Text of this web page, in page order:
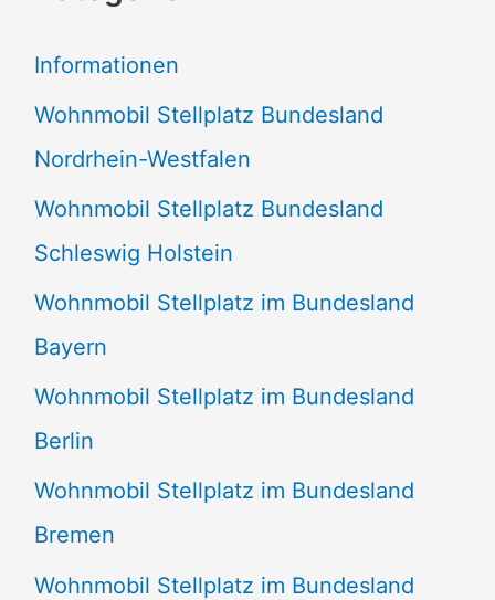
n
n
a
c
h
:
Informationen
Wohnmobil Stellplatz Bundesland
Nordrhein-Westfalen
Wohnmobil Stellplatz Bundesland
Schleswig Holstein
Wohnmobil Stellplatz im Bundesland
Bayern
Wohnmobil Stellplatz im Bundesland
Berlin
Wohnmobil Stellplatz im Bundesland
Bremen
Wohnmobil Stellplatz im Bundesland